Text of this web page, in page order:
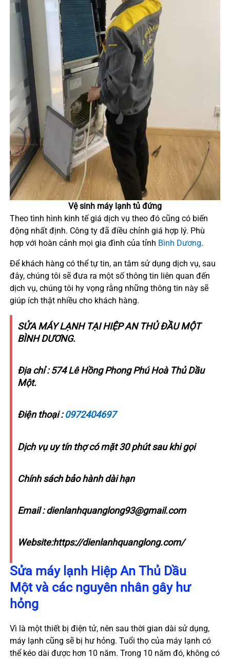
Vệ sinh máy lạnh tủ đứng
Theo tình hình kinh tế giá dịch vụ theo đó cũng có biến
động nhất định. Công ty đã điều chỉnh giá hợp lý. Phù
hợp với hoàn cảnh mọi gia đình của tỉnh Bình Dương.
Để khách hàng có thể tự tin, an tâm sử dụng dịch vụ, sau
đây, chúng tôi sẽ đưa ra một số thông tin liên quan đến
dịch vụ, chúng tôi hy vọng rằng những thông tin này sẽ
giúp ích thật nhiều cho khách hàng.
SỬA MÁY LẠNH TẠI HIỆP AN THỦ ĐẦU MỘT
BÌNH DƯƠNG.
Địa chỉ : 574 Lê Hồng Phong Phú Hoà Thủ Dầu
Một.
Điện thoại :0972404697
Dịch vụ uy tín thợ có mặt 30 phút sau khi gọi
Chính sách bảo hành dài hạn
Email : dienlanhquanglong93@gmail.com
Website:https://dienlanhquanglong.com/
Sửa máy lạnh Hiệp An Thủ Dầu
Một và các nguyên nhân gây hư
hỏng
Vì là một thiết bị điện tử, nên sau thời gian dài sử dụng,
máy lạnh cũng sẽ bị hư hỏng. Tuổi thọ của máy lạnh có
thể kéo dài được hơn 10 năm. Trong 10 năm đó, không có